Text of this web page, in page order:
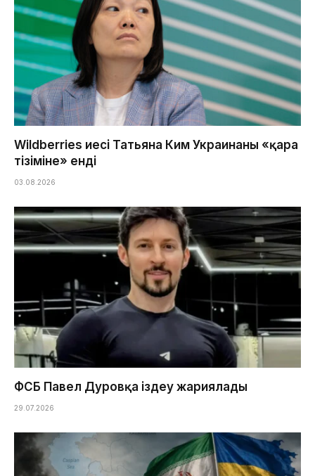
Wildberries иесі Татьяна Ким Украинаның «қара
тізіміне» енді
03.08.2026
ФСБ Павел Дуровқа іздеу жариялады
29.07.2026